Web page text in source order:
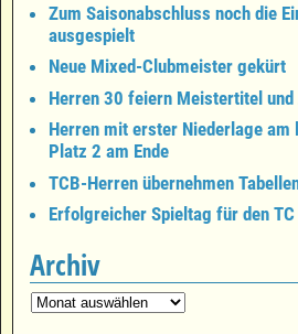
Zum Saisonabschluss noch die
ausgespielt
Neue Mixed-Clubmeister gekürt
Herren 30 feiern Meistertitel
Herren mit erster Niederlage am
Platz 2 am Ende
TCB-Herren übernehmen
Erfolgreicher Spieltag für den
Archiv